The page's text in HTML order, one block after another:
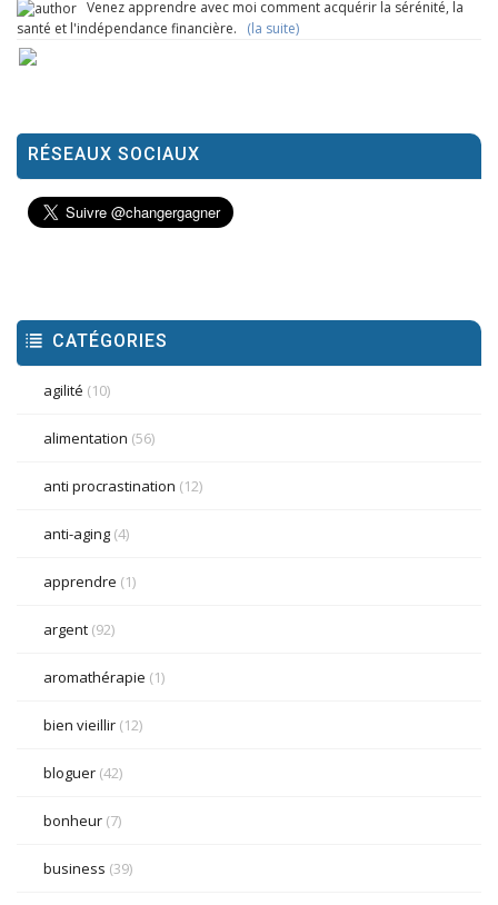
Venez apprendre avec moi comment acquérir la sérénité, la
santé et l'indépendance financière. (la suite)
RÉSEAUX SOCIAUX
CATÉGORIES
agilité (10)
alimentation (56)
anti procrastination (12)
anti-aging (4)
apprendre (1)
argent (92)
aromathérapie (1)
bien vieillir (12)
bloguer (42)
bonheur (7)
business (39)